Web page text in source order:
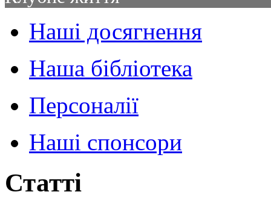
Наші досягнення
Наша бібліотека
Персоналії
Наші спонсори
Статті